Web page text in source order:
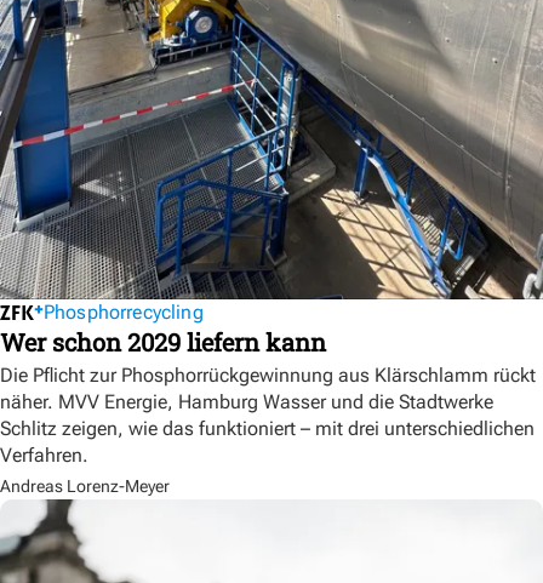
Phosphorrecycling
Wer schon 2029 liefern kann
Die Pflicht zur Phosphorrückgewinnung aus Klärschlamm rückt
näher. MVV Energie, Hamburg Wasser und die Stadtwerke
Schlitz zeigen, wie das funktioniert – mit drei unterschiedlichen
Verfahren.
Andreas Lorenz-Meyer